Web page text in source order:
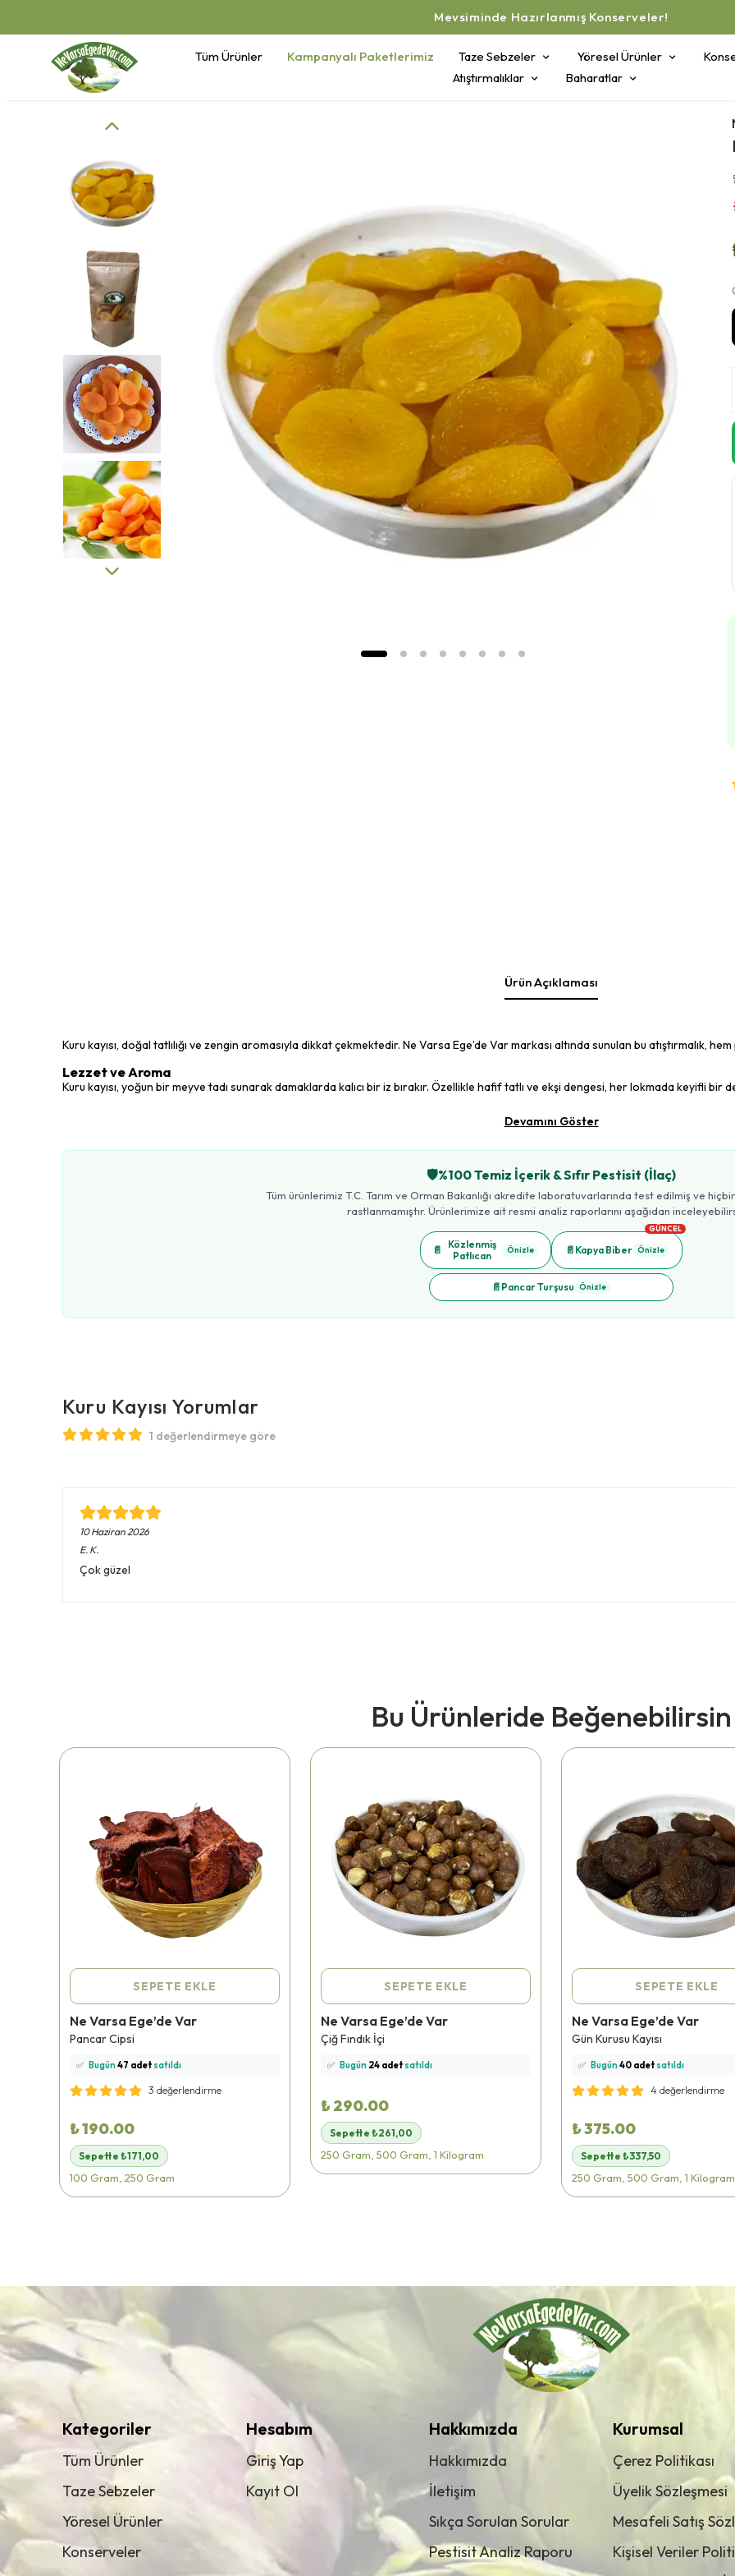
Mevsiminde Hazırlanmış Konserveler!
Tüm Ürünler Kampanyalı Paketlerimiz Taze Sebzeler Yöresel Ürünler
Atıştırmalıklar
Baharatlar
Ürün Açıklaması
Kuru kayısı, doğal tatlılığı ve zengin aromasıyla dikkat çekmektedir. Ne Varsa Ege’de Var markası altında sunulan bu atıştırmalık,
Lezzet ve Aroma
Kuru kayısı, yoğun bir meyve tadı sunarak damaklarda kalıcı bir iz bırakır. Özellikle hafif tatlı ve ekşi dengesi, her lokmada keyifli bir
Devamını Göster
🛡️%100 Temiz İçerik & Sıfır Pestisit (İlaç)
Tüm ürünlerimiz T.C. Tarım ve Orman Bakanlığı akredite laboratuvarlarında test edilmiş ve hiçbir
rastlanmamıştır. Ürünlerimize ait resmi analiz raporlarını aşağıdan
📄
Közlenmiş
Patlıcan
Önizle 📄 Kapya Biber
GÜNCEL
Önizle
📄 Pancar Turşusu Önizle
Kuru Kayısı Yorumlar
1 değerlendirmeye göre
10 Haziran 2026
E. K.
Çok güzel
Bu Ürünleride Beğenebilirsin
SEPETE EKLE
Ne Varsa Ege’de Var
Pancar Cipsi
⭐️ Bu ürünü227 kişifavoriledi!
🛒 88 kişisepetine ekledi!
✅ Bugün47 adetsatıldı
🚚 Hızlı teslimat yapılıyor!
3 değerlendirme
₺ 190.00
Sepette ₺171,00
100 Gram, 250 Gram
SEPETE EKLE
Ne Varsa Ege’de Var
Çiğ Fındık İçi
⭐️ Bu ürünü316 kişifavoriledi!
🛒 97 kişisepetine ekledi!
✅ Bugün 24 adetsatıldı
₺ 290.00
Sepette ₺261,00
250 Gram, 500 Gram, 1 Kilogram
SEPETE EKLE
Ne Varsa Ege’de Var
Gün Kurusu Kayısı
⭐️ Bu ürünü226 kişifavoriledi!
🛒
118 kişisepetine ekledi!
✅ Bugün40 adetsatıldı
🚚 Hızlı teslimat yapılıyor!
4 değerlendirme
₺ 375.00
Sepette ₺337,50
250 Gram, 500 Gram, 1 Kilogram
Kategoriler
Tüm Ürünler
Taze Sebzeler
Yöresel Ürünler
Konserveler
Hesabım
Giriş Yap
Kayıt Ol
Hakkımızda
Hakkımızda
İletişim
Sıkça Sorulan Sorular
Pestisit Analiz Raporu
Kurumsal
Çerez Politikası
Üyelik Sözleşmesi
Mesafeli Satış
Kişisel Veriler